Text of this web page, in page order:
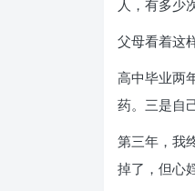
人，有多少
父母看着这
高中毕业两
药。三是自
第三年，我
掉了，但心